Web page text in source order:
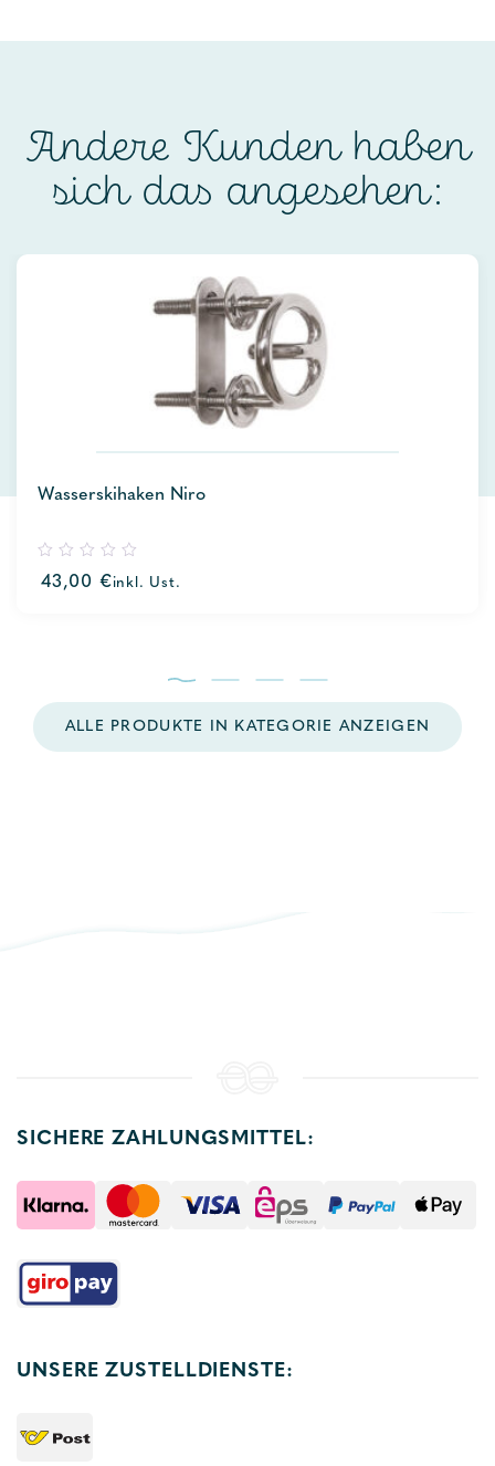
Andere Kunden haben
sich das angesehen:
Wasserskihaken Niro
out
43,00 €inkl. Ust.
ALLE PRODUKTE IN KATEGORIE ANZEIGEN
SICHERE ZAHLUNGSMITTEL:
UNSERE ZUSTELLDIENSTE: